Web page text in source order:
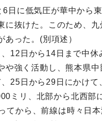
6日に低気圧が華中から
に抜けた。このため、
あった。(別項述）
12日から14日まで中
や強く活動し、熊本県
25日から29日にかけ
ミリ、北部から北西部
てから、前線は時々日